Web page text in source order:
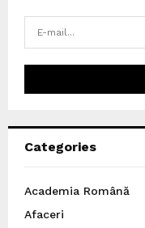
Categories
Academia Română
Afaceri